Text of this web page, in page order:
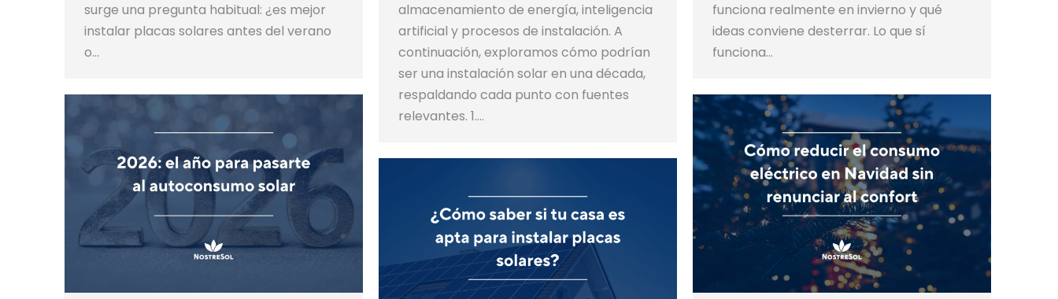
surge una pregunta habitual: ¿es mejor
instalar placas solares antes del verano
o…
almacenamiento de energía, inteligencia
artificial y procesos de instalación. A
continuación, exploramos cómo podrían
ser una instalación solar en una década,
respaldando cada punto con fuentes
relevantes.​ 1.…
funciona realmente en invierno y qué
ideas conviene desterrar. Lo que sí
funciona…